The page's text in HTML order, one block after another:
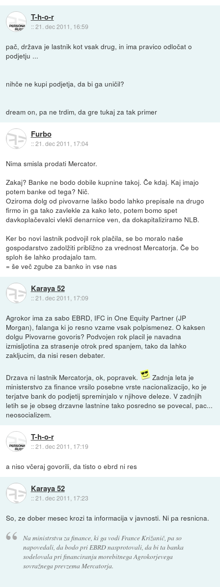
T-h-o-r
::21. dec 2011, 16:59
pač, država je lastnik kot vsak drug, in ima pravico odločat o
podjetju ...
nihče ne kupi podjetja, da bi ga uničil?
dream on, pa ne trdim, da gre tukaj za tak primer
Furbo
::21. dec 2011, 17:04
Nima smisla prodati Mercator.
Zakaj? Banke ne bodo dobile kupnine takoj. Če kdaj. Kaj imajo
potem banke od tega? Nič.
Oziroma dolg od pivovarne laško bodo lahko prepisale na drugo
firmo in ga tako zavlekle za kako leto, potem bomo spet
davkoplačevalci vlekli denarnice ven, da dokapitaliziramo NLB.
Ker bo novi lastnik podvojil rok plačila, se bo moralo naše
gospodarstvo zadolžiti približno za vrednost Mercatorja. Če bo
sploh še lahko prodajalo tam.
= še več zgube za banko in vse nas
Karaya 52
::21. dec 2011, 17:09
Agrokor ima za sabo EBRD, IFC in One Equity Partner (JP
Morgan), falanga ki jo resno vzame vsak polpismenez. O kaksen
dolgu Pivovarne govoris? Podvojen rok placil je navadna
izmisljotina za strasenje otrok pred spanjem, tako da lahko
zakljucim, da nisi resen debater.
Drzava ni lastnik Mercatorja, ok, popravek.
Zadnja leta je
ministerstvo za finance vrsilo posebne vrste nacionalizacijo, ko je
terjatve bank do podjetij spreminjalo v njihove deleze. V zadnjih
letih se je obseg drzavne lastnine tako posredno se povecal, pac...
neosocializem.
T-h-o-r
::21. dec 2011, 17:19
a niso včeraj govorili, da tisto o ebrd ni res
Karaya 52
::21. dec 2011, 17:23
So, ze dober mesec krozi ta informacija v javnosti. Ni pa resnicna.
Na ministrstvu za finance, ki ga vodi France Križanič, pa so
napovedali, da bodo pri EBRD nasprotovali, da bi ta banka
sodelovala pri financiranju morebitnega Agrokorjevega
sovražnega prevzema Mercatorja.